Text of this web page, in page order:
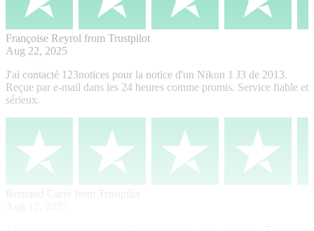
Françoise Reyrol from Trustpilot
Aug 22, 2025
J'ai contacté 123notices pour la notice d'un Nikon 1 J3 de 2013.
Reçue par e-mail dans les 24 heures comme promis. Service fiable et
sérieux.